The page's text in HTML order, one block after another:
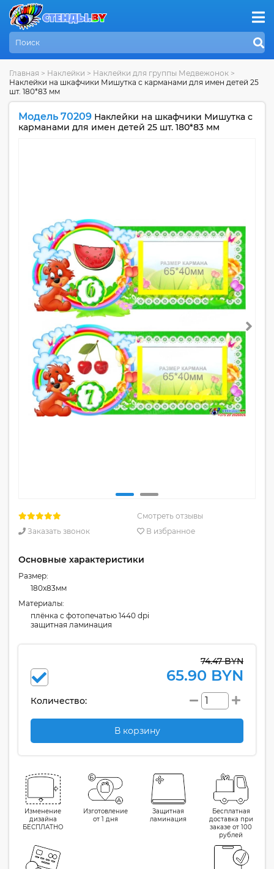
Главная > Наклейки > Наклейки для группы Медвежонок >
Наклейки на шкафчики Мишутка с карманами для имен детей 25
шт. 180*83 мм
Модель 70209 Наклейки на шкафчики Мишутка с
карманами для имен детей 25 шт. 180*83 мм
Смотреть отзывы
Заказать звонок
В избранное
Основные характеристики
Размер:
180x83мм
Материалы:
плёнка с фотопечатью 1440 dpi
защитная ламинация
74.47 BYN
65.90 BYN
Количество:
В корзину
Изменение
дизайна
БЕСПЛАТНО
Изготовление
от 1 дня
Защитная
ламинация
Бесплатная
доставка при
заказе от 100
рублей